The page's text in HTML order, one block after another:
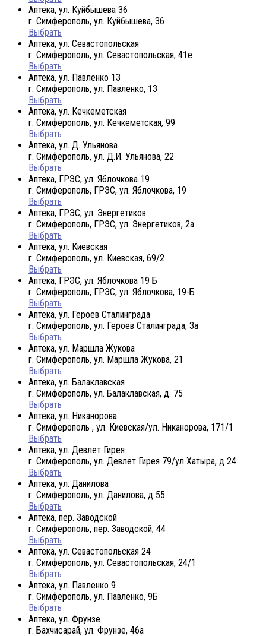
Аптека, ул. Куйбышева 36
г. Симферополь, ул. Куйбышева, 36
Выбрать
Аптека, ул. Севастопольская
г. Симферополь, ул. Севастопольская, 41е
Выбрать
Аптека, ул. Павленко 13
г. Симферополь, ул. Павленко, 13
Выбрать
Аптека, ул. Кечкеметская
г. Симферополь, ул. Кечкеметская, 99
Выбрать
Аптека, ул. Д. Ульянова
г. Симферополь, ул. Д.И. Ульянова, 22
Выбрать
Аптека, ГРЭС, ул. Яблочкова 19
г. Симферополь, ГРЭС, ул. Яблочкова, 19
Выбрать
Аптека, ГРЭС, ул. Энергетиков
г. Симферополь, ГРЭС, ул. Энергетиков, 2а
Выбрать
Аптека, ул. Киевская
г. Симферополь, ул. Киевская, 69/2
Выбрать
Аптека, ГРЭС, ул. Яблочкова 19 Б
г. Симферополь, ГРЭС, ул. Яблочкова, 19-Б
Выбрать
Аптека, ул. Героев Сталинграда
г. Симферополь, ул. Героев Сталинграда, 3а
Выбрать
Аптека, ул. Маршла Жукова
г. Симферополь, ул. Маршла Жукова, 21
Выбрать
Аптека, ул. Балаклавская
г. Симферополь, ул. Балаклавская, д. 75
Выбрать
Аптека, ул. Никанорова
г. Симферополь , ул. Киевская/ул. Никанорова, 171/1
Выбрать
Аптека, ул. Девлет Гирея
г. Симферополь, ул. Девлет Гирея 79/ул Хатыра, д 24
Выбрать
Аптека, ул. Данилова
г. Симферополь, ул. Данилова, д 55
Выбрать
Аптека, пер. Заводской
г. Симферополь, пер. Заводской, 44
Выбрать
Аптека, ул. Севастопольская 24
г. Симферополь, ул. Севастопольская, 24/1
Выбрать
Аптека, ул. Павленко 9
г. Симферополь, ул. Павленко, 9Б
Выбрать
Аптека, ул. Фрунзе
г. Бахчисарай, ул. Фрунзе, 46а